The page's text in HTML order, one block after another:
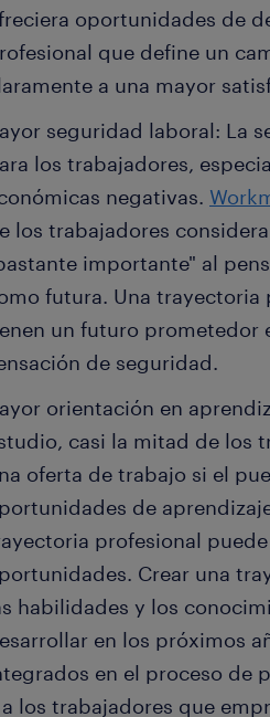
oportunidades de
que define un
a una mayor
seguridad laboral: La
los trabajadores,
negativas.
los trabajadores
importante" al
futura. Una
un futuro prometedor
de seguridad.
orientación en
casi la mitad de los
oferta de trabajo si el
de
profesional
Crear una
habilidades y los
en los próximos
en el proceso de
los trabajadores que